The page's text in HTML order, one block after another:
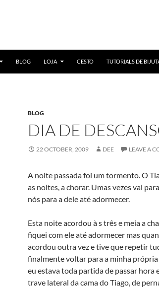
BLOG LOJA CESTO TUTORIALS DE
BLOG
DIA DE
22 OCTOBER, 2009 DEE LEAVE A
A noite passada foi um tormento. O
as noites, a chorar. Umas vezes vai
nós para a dele até adormecer.
Esta noite acordou à s três e meia a
fiquei com ele até adormecer mas
acordou outra vez e tive que repetir
finalmente voltar para a minha própria
eu estava toda partida de passar hora
trave lateral da cama do Tiago, de